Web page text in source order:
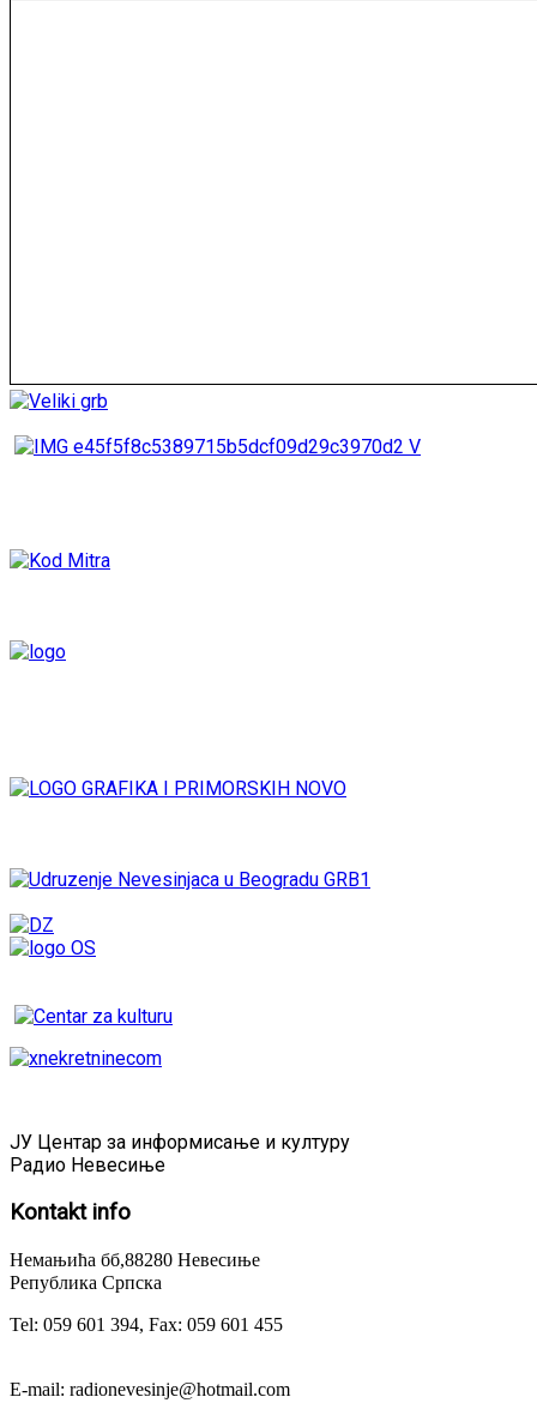
ЈУ Центар за информисање и културу
Радио Невесиње
Kontaktinfo
Немањића бб,88280 Невесиње
Република Српска
Tel: 059 601 394, Fax: 059 601 455
E-mail: radionevesinje@hotmail.com